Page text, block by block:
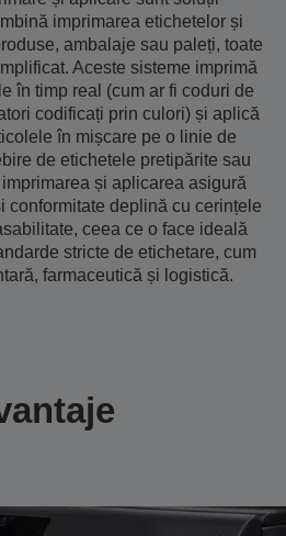
imprimarea etichetelor și
ambalaje sau paleți, toate
Aceste sisteme imprimă
în timp real (cum ar fi coduri de
codificați prin culori) și aplică
în mișcare pe o linie de
de etichetele pretipărite sau
și aplicarea asigură
conformitate deplină cu cerințele
ceea ce o face ideală
stricte de etichetare, cum
farmaceutică și logistică.